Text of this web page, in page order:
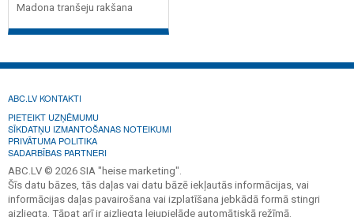
Madona tranšeju rakšana
ABC.LV KONTAKTI
PIETEIKT UZŅĒMUMU
SĪKDATŅU IZMANTOŠANAS NOTEIKUMI
PRIVĀTUMA POLITIKA
SADARBĪBAS PARTNERI
ABC.LV © 2026 SIA "heise marketing".
Šīs datu bāzes, tās daļas vai datu bāzē iekļautās informācijas, vai
informācijas daļas pavairošana vai izplatīšana jebkādā formā stingri
aizliegta. Tāpat arī ir aizliegta lejupielāde automātiskā režīmā.